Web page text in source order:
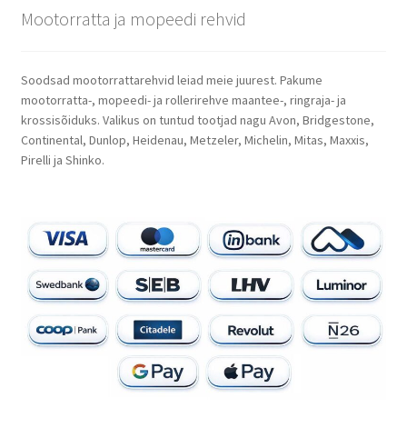
Mootorratta ja mopeedi rehvid
Soodsad mootorrattarehvid leiad meie juurest. Pakume
mootorratta-, mopeedi- ja rollerirehve maantee-, ringraja- ja
krossisõiduks. Valikus on tuntud tootjad nagu Avon, Bridgestone,
Continental, Dunlop, Heidenau, Metzeler, Michelin, Mitas, Maxxis,
Pirelli ja Shinko.